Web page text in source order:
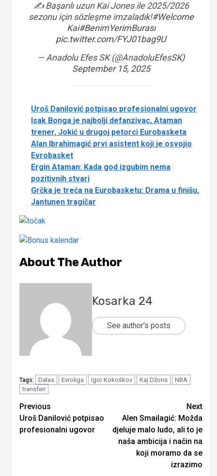
✍️ Başarılı uzun Kai Jones ile 2025/2026
sezonu için sözleşme imzaladık!#Welcome
Kai#BenimYerimBurası
pic.twitter.com/FYJ01bag9U
— Anadolu Efes SK (@AnadoluEfesSK)
September 15, 2025
Uroš Danilović potpisao profesionalni ugovor
Isak Bonga je najbolji defanzivac, Ataman
trener, Jokić u drugoj petorci Eurobasketa
Alan Ibrahimagić prvi asistent koji je osvojio
Evrobasket
Ergin Ataman: Kada god izgubim nema
pozitivnih stvari
Grčka je treća na Eurobasketu: Drama u finišu,
Jantunen tragičar
About The Author
Kosarka 24
See author's posts
Tags: Dalas Evroliga Igor Kokoškov Kaj Džons
NBA
transferi
Continue
Reading
Previous
Uroš Danilović potpisao
profesionalni ugovor
Next
Alen Smailagić: Možda
djeluje malo ludo, ali to je
naša ambicija i način na
koji moramo da se
izrazimo